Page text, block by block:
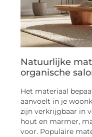
Natuurlijke
organische
Het materiaal
aanvoelt in je
zijn verkrijgbaar in
hout en marmer,
voor. Populaire